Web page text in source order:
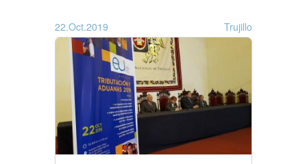
22.Oct.2019 Trujillo